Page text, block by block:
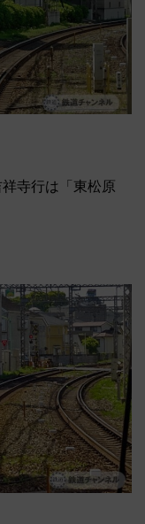
寺行は「東松原